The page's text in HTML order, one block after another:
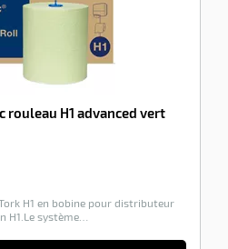
rouleau H1 advanced vert
H1 en bobine pour distributeur
système…